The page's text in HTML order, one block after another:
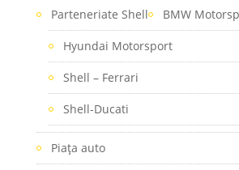
Parteneriate Shell BMW
Hyundai Motorsport
Shell – Ferrari
Shell-Ducati
Piaţa auto